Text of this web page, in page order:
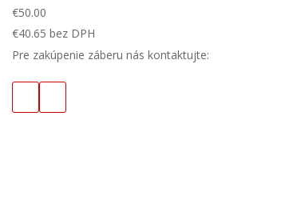
€50.00
€40.65 bez DPH
Pre zakúpenie záberu nás kontaktujte: